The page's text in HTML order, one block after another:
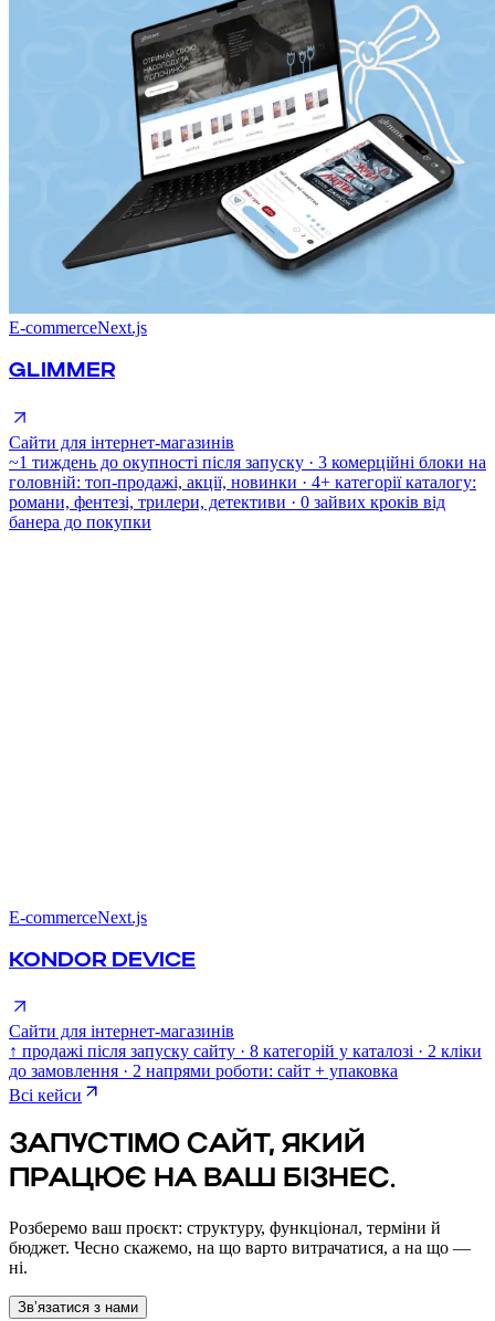
E-commerceNext.js
GLIMMER
Сайти для інтернет-магазинів
~1 тиждень до окупності після запуску · 3 комерційні блоки на
головній: топ-продажі, акції, новинки · 4+ категорії каталогу:
романи, фентезі, трилери, детективи · 0 зайвих кроків від
банера до покупки
E-commerceNext.js
KONDOR DEVICE
Сайти для інтернет-магазинів
↑ продажі після запуску сайту · 8 категорій у каталозі · 2 кліки
до замовлення · 2 напрями роботи: сайт + упаковка
Всі кейси
ЗАПУСТІМО САЙТ, ЯКИЙ
ПРАЦЮЄ НА ВАШ БІЗНЕС.
Розберемо ваш проєкт: структуру, функціонал, терміни й
бюджет. Чесно скажемо, на що варто витрачатися, а на що —
ні.
Звʼязатися з нами